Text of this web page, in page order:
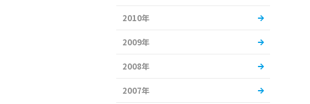
2010年
2009年
2008年
2007年